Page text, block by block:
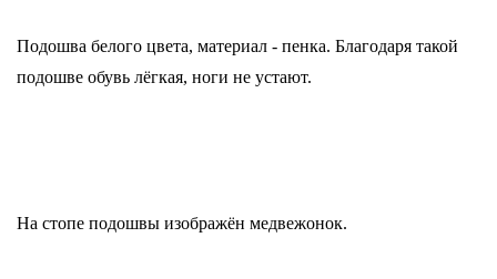
Подошва белого цвета, материал - пенка. Благодаря такой
подошве обувь лёгкая, ноги не устают.
На стопе подошвы изображён медвежонок.